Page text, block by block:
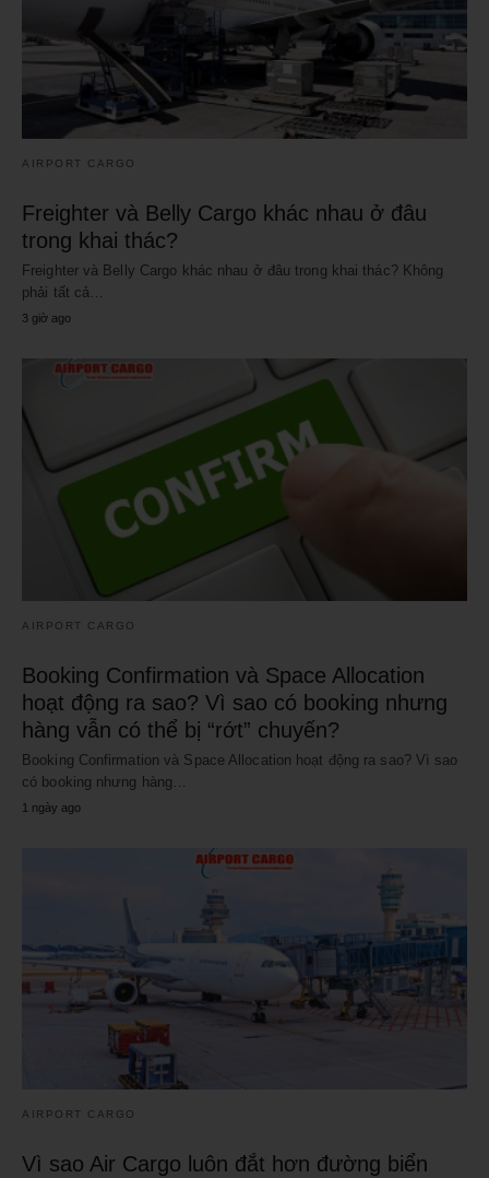
AIRPORT CARGO
Freighter và Belly Cargo khác nhau ở đâu
trong khai thác?
Freighter và Belly Cargo khác nhau ở đâu trong khai thác? Không
phải tất cả…
3 giờ ago
AIRPORT CARGO
Booking Confirmation và Space Allocation
hoạt động ra sao? Vì sao có booking nhưng
hàng vẫn có thể bị “rớt” chuyến?
Booking Confirmation và Space Allocation hoạt động ra sao? Vì sao
có booking nhưng hàng…
1 ngày ago
AIRPORT CARGO
Vì sao Air Cargo luôn đắt hơn đường biển